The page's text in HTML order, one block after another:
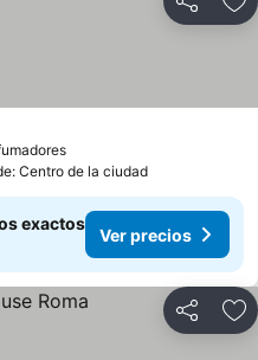
Compartir
Centro de la ciudad
exactos
Ver precios
Compartir